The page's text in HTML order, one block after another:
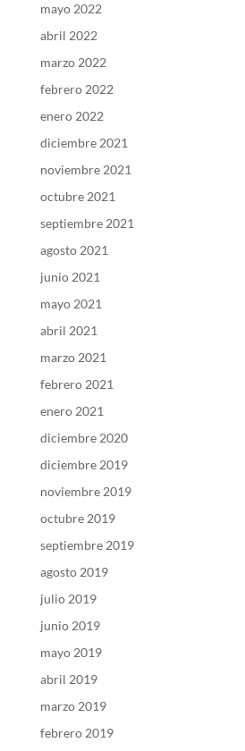
mayo 2022
abril 2022
marzo 2022
febrero 2022
enero 2022
diciembre 2021
noviembre 2021
octubre 2021
septiembre 2021
agosto 2021
junio 2021
mayo 2021
abril 2021
marzo 2021
febrero 2021
enero 2021
diciembre 2020
diciembre 2019
noviembre 2019
octubre 2019
septiembre 2019
agosto 2019
julio 2019
junio 2019
mayo 2019
abril 2019
marzo 2019
febrero 2019